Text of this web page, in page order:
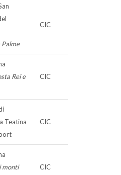
Palme
CIC
Rei e
CIC
Teatina
CIC
monti
CIC